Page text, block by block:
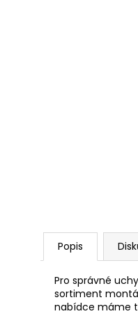
Popis
Pro správné
sortiment
nabídce máme